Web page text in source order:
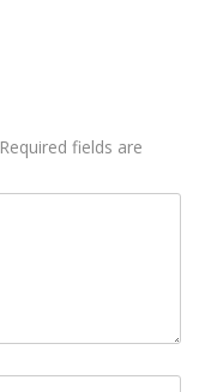
Required fields are